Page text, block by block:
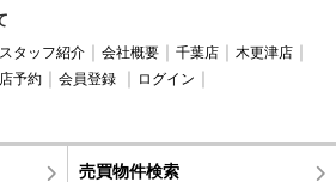
スタッフ紹介 会社概要 千葉店
木更津店
予約 会員登録
ログイン
売買物件検索